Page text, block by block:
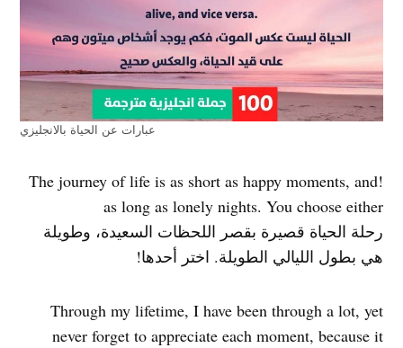
عبارات عن الحياة بالانجليزي
!The journey of life is as short as happy moments, and
as long as lonely nights. You choose either
رحلة الحياة قصيرة بقصر اللحظات السعيدة، وطويلة
هي بطول الليالي الطويلة. اختر أحدها!
Through my lifetime, I have been through a lot, yet
never forget to appreciate each moment, because it